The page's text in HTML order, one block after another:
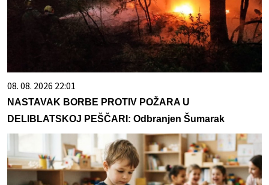
08. 08. 2026 22:01
NASTAVAK BORBE PROTIV POŽARA U
DELIBLATSKOJ PEŠČARI: Odbranjen Šumarak